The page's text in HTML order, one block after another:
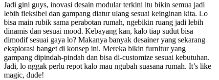
Jadi gini guys, inovasi desain modular terkini itu bikin semua jadi
lebih fleksibel dan gampang diatur ulang sesuai keinginan kita. Lo
bisa main rubik sama perabotan rumah, ngebikin ruang jadi lebih
dinamis dan sesuai mood. Kebayang kan, kalo tiap sudut bisa
dimodif sesuai gaya lo? Makanya banyak desainer yang sekarang
eksplorasi banget di konsep ini. Mereka bikin furnitur yang
gampang dipindah-pindah dan bisa di-customize sesuai kebutuhan.
Jadi, lo nggak perlu repot kalo mau ngubah suasana rumah. It’s like
magic, dude!